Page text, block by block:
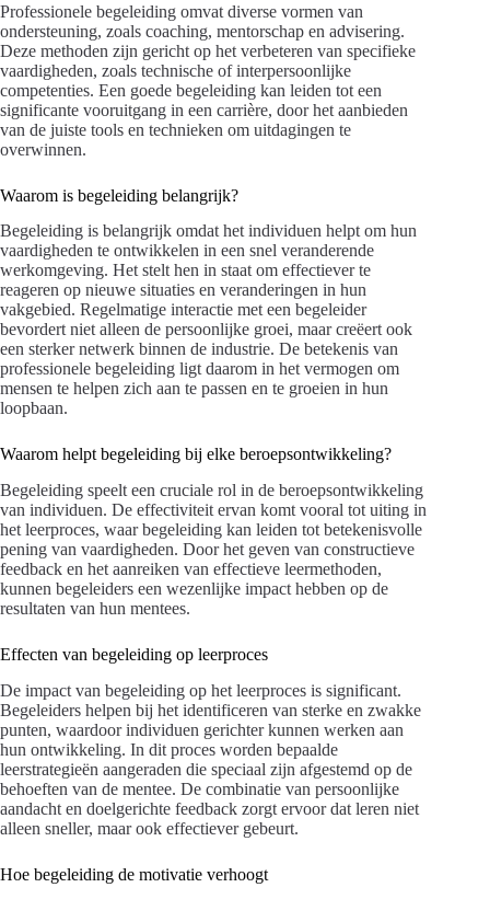
Professionele begeleiding omvat diverse vormen van
ondersteuning, zoals coaching, mentorschap en advisering.
Deze methoden zijn gericht op het verbeteren van specifieke
vaardigheden, zoals technische of interpersoonlijke
competenties. Een goede begeleiding kan leiden tot een
significante vooruitgang in een carrière, door het aanbieden
van de juiste tools en technieken om uitdagingen te
overwinnen.
Waarom is begeleiding belangrijk?
Begeleiding is belangrijk omdat het individuen helpt om hun
vaardigheden te ontwikkelen in een snel veranderende
werkomgeving. Het stelt hen in staat om effectiever te
reageren op nieuwe situaties en veranderingen in hun
vakgebied. Regelmatige interactie met een begeleider
bevordert niet alleen de persoonlijke groei, maar creëert ook
een sterker netwerk binnen de industrie. De betekenis van
professionele begeleiding ligt daarom in het vermogen om
mensen te helpen zich aan te passen en te groeien in hun
loopbaan.
Waarom helpt begeleiding bij elke beroepsontwikkeling?
Begeleiding speelt een cruciale rol in de beroepsontwikkeling
van individuen. De effectiviteit ervan komt vooral tot uiting in
het leerproces, waar begeleiding kan leiden tot betekenisvolle
pening van vaardigheden. Door het geven van constructieve
feedback en het aanreiken van effectieve leermethoden,
kunnen begeleiders een wezenlijke impact hebben op de
resultaten van hun mentees.
Effecten van begeleiding op leerproces
De impact van begeleiding op het leerproces is significant.
Begeleiders helpen bij het identificeren van sterke en zwakke
punten, waardoor individuen gerichter kunnen werken aan
hun ontwikkeling. In dit proces worden bepaalde
leerstrategieën aangeraden die speciaal zijn afgestemd op de
behoeften van de mentee. De combinatie van persoonlijke
aandacht en doelgerichte feedback zorgt ervoor dat leren niet
alleen sneller, maar ook effectiever gebeurt.
Hoe begeleiding de motivatie verhoogt